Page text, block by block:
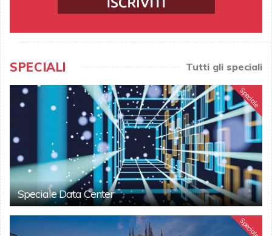
SPECIALI Tutti gli speciali
Speciale
Speciale Data Center
Speciale